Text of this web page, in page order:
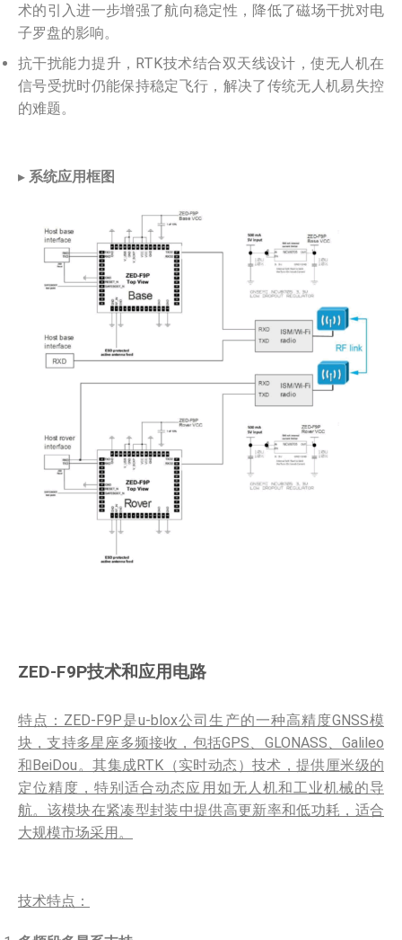
术的引入进一步增强了航向稳定性，降低了磁场干扰对电
子罗盘的影响。
抗干扰能力提升，RTK技术结合双天线设计，使无人机在
信号受扰时仍能保持稳定飞行，解决了传统无人机易失控
的难题。
▸ 系统应用框图
ZED-F9P技术和应用电路
特点：ZED-F9P是u-blox公司生产的一种高精度GNSS模
块，支持多星座多频接收，包括GPS、GLONASS、Galileo
和BeiDou。其集成RTK（实时动态）技术，提供厘米级的
定位精度，特别适合动态应用如无人机和工业机械的导
航。该模块在紧凑型封装中提供高更新率和低功耗，适合
大规模市场采用。
技术特点：